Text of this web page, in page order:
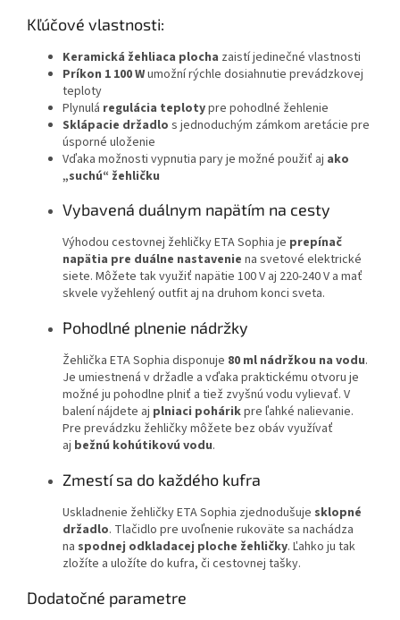
Kľúčové vlastnosti:
Keramická žehliaca plocha zaistí jedinečné vlastnosti
Príkon 1 100 Wumožní rýchle dosiahnutie prevádzkovej
teploty
Plynulá regulácia teplotypre pohodlné žehlenie
Sklápacie držadlo s jednoduchým zámkom aretácie pre
úsporné uloženie
Vďaka možnosti vypnutia pary je možné použiť aj ako
„suchú“ žehličku
Vybavená duálnym napätím na cesty
Výhodou cestovnej žehličky ETA Sophia je prepínač
napätia pre duálne nastavenie na svetové elektrické
siete. Môžete tak využiť napätie 100 V aj 220-240 V a mať
skvele vyžehlený outfit aj na druhom konci sveta.
Pohodlné plnenie nádržky
Žehlička ETA Sophia disponuje 80 ml nádržkou na vodu.
Je umiestnená v držadle a vďaka praktickému otvoru je
možné ju pohodlne plniť a tiež zvyšnú vodu vylievať. V
balení nájdete aj plniaci pohárikpre ľahké nalievanie.
Pre prevádzku žehličky môžete bez obáv využívať
aj bežnú kohútikovú vodu.
Zmestí sa do každého kufra
Uskladnenie žehličky ETA Sophia zjednodušuje sklopné
držadlo. Tlačidlo pre uvoľnenie rukoväte sa nachádza
na spodnej odkladacej ploche žehličky. Ľahko ju tak
zložíte a uložíte do kufra, či cestovnej tašky.
Dodatočné parametre